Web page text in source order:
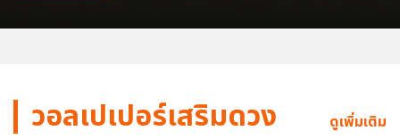
วอลเปเปอร์เสริมดวง ดูเพิ่มเติม